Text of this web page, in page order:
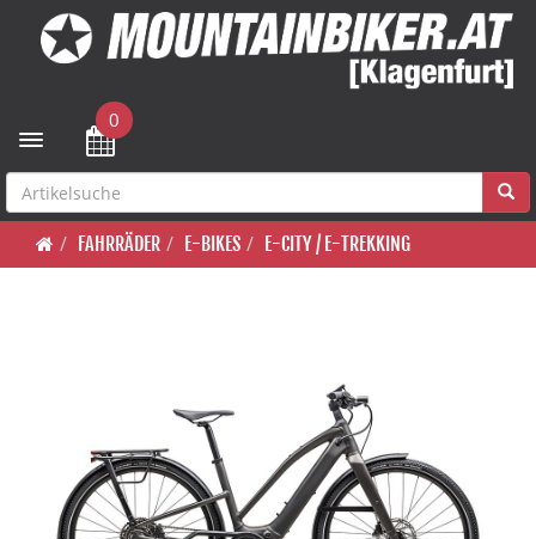
Toggle navigation
0
FAHRRÄDER E-BIKES E-CITY / E-TREKKING